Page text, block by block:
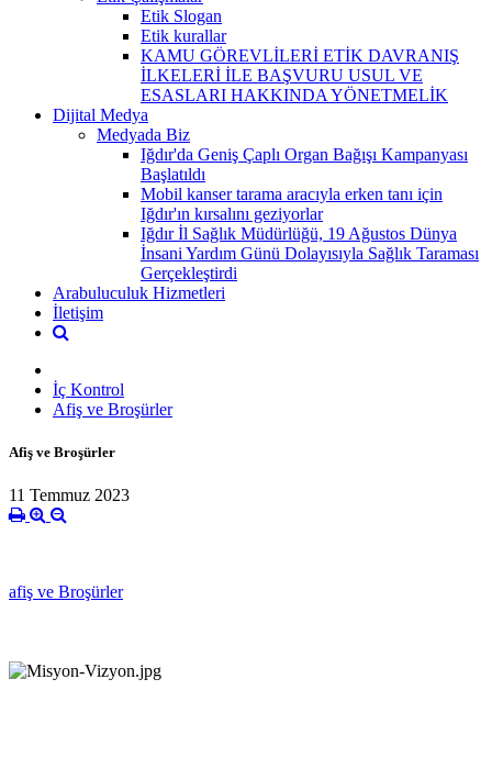
Etik Slogan
Etik kurallar
KAMU GÖREVLİLERİ ETİK DAVRANIŞ
İLKELERİ İLE BAŞVURU USUL VE
ESASLARI HAKKINDA YÖNETMELİK
Dijital Medya
Medyada Biz
Iğdır'da Geniş Çaplı Organ Bağışı Kampanyası
Başlatıldı
Mobil kanser tarama aracıyla erken tanı için
Iğdır'ın kırsalını geziyorlar
Iğdır İl Sağlık Müdürlüğü, 19 Ağustos Dünya
İnsani Yardım Günü Dolayısıyla Sağlık Taraması
Gerçekleştirdi
Arabuluculuk Hizmetleri
İletişim
İç Kontrol
Afiş ve Broşürler
Afiş ve Broşürler
11 Temmuz 2023
afiş ve Broşürler